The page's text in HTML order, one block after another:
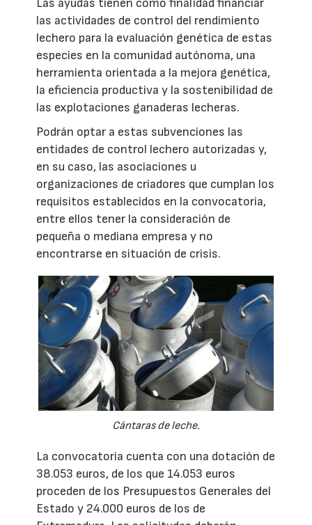
Las ayudas tienen como finalidad financiar
las actividades de control del rendimiento
lechero para la evaluación genética de estas
especies en la comunidad autónoma, una
herramienta orientada a la mejora genética,
la eficiencia productiva y la sostenibilidad de
las explotaciones ganaderas lecheras.
Podrán optar a estas subvenciones las
entidades de control lechero autorizadas y,
en su caso, las asociaciones u
organizaciones de criadores que cumplan los
requisitos establecidos en la convocatoria,
entre ellos tener la consideración de
pequeña o mediana empresa y no
encontrarse en situación de crisis.
Cántaras de leche.
La convocatoria cuenta con una dotación de
38.053 euros, de los que 14.053 euros
proceden de los Presupuestos Generales del
Estado y 24.000 euros de los de